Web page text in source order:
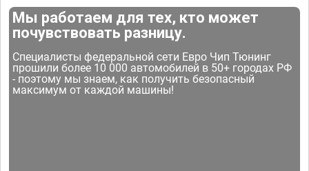
Мы работаем для тех, кто может
почувствовать разницу.
Специалисты федеральной сети Евро Чип Тюнинг
прошили более 10 000 автомобилей в 50+ городах РФ
- поэтому мы знаем, как получить безопасный
максимум от каждой машины!